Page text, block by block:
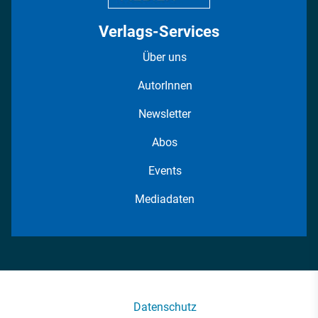
Verlags-Services
Über uns
AutorInnen
Newsletter
Abos
Events
Mediadaten
Datenschutz